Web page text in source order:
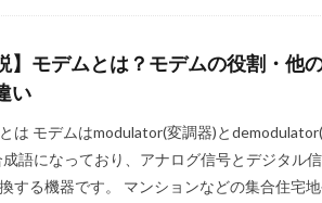
】モデムとは？モデムの役割・他
い
は モデムはmodulator(変調器)と
語になっており、アナログ信号とデジタル
する機器です。 マンションなどの集合住宅